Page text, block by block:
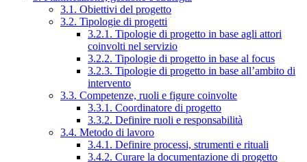
3.1. Obiettivi del progetto
3.2. Tipologie di progetti
3.2.1. Tipologie di progetto in base agli attori
coinvolti nel servizio
3.2.2. Tipologie di progetto in base al focus
3.2.3. Tipologie di progetto in base all’ambito di
intervento
3.3. Competenze, ruoli e figure coinvolte
3.3.1. Coordinatore di progetto
3.3.2. Definire ruoli e responsabilità
3.4. Metodo di lavoro
3.4.1. Definire processi, strumenti e rituali
3.4.2. Curare la documentazione di progetto